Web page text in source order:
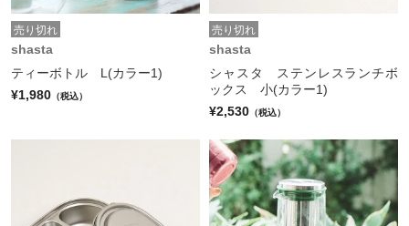
売り切れ
shasta
ティーボトル L(カラー1)
¥1,980 （税込）
売り切れ
shasta
シャスタ ステンレスランチボ
ックス 小(カラー1)
¥2,530 （税込）